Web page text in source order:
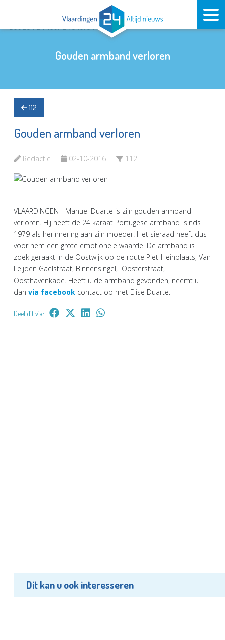
Gouden armband verloren
112
Gouden armband verloren
Redactie 02-10-2016 112
VLAARDINGEN - Manuel Duarte is zijn gouden armband
verloren. Hij heeft de 24 karaat Portugese armband sinds
1979 als herinnering aan zijn moeder. Het sieraad heeft dus
voor hem een grote emotionele waarde. De armband is
zoek geraakt in de Oostwijk op de route Piet-Heinplaats, Van
Leijden Gaelstraat, Binnensingel, Oosterstraat,
Oosthavenkade. Heeft u de armband gevonden, neemt u
dan via facebook contact op met Elise Duarte.
Deel dit via:
Dit kan u ook interesseren